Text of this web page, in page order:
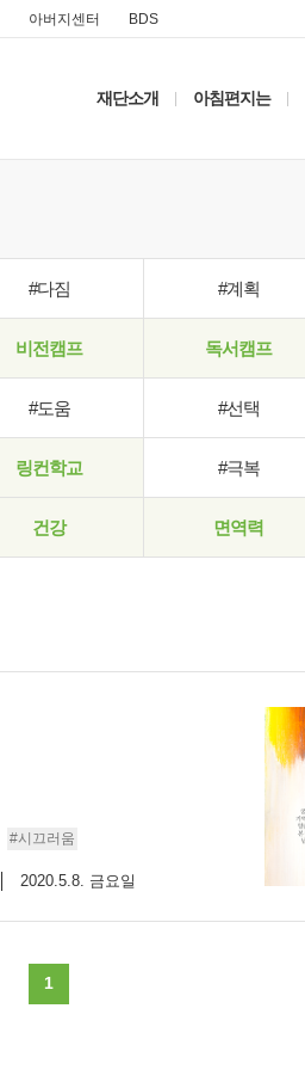
아버지센터 BDS
재단소개 아침편지는
#다짐 #계획
비전캠프 독서캠프
#도움 #선택
링컨학교 #극복
건강 면역력
#시끄러움
2020.5.8. 금요일
1